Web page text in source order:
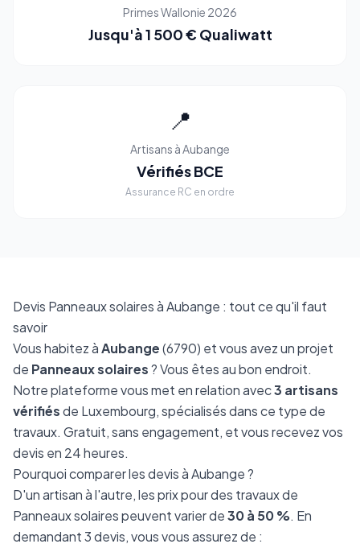
Primes Wallonie 2026
Jusqu'à 1 500 € Qualiwatt
📍
Artisans à Aubange
Vérifiés BCE
Assurance RC en ordre
Devis Panneaux solaires à Aubange : tout ce qu'il faut
savoir
Vous habitez àAubange(6790) et vous avez un projet
de Panneaux solaires? Vous êtes au bon endroit.
Notre plateforme vous met en relation avec3 artisans
vérifiésde Luxembourg, spécialisés dans ce type de
travaux. Gratuit, sans engagement, et vous recevez vos
devis en 24 heures.
Pourquoi comparer les devis à Aubange ?
D'un artisan à l'autre, les prix pour des travaux de
Panneaux solaires peuvent varier de30 à 50 %. En
demandant 3 devis, vous vous assurez de :